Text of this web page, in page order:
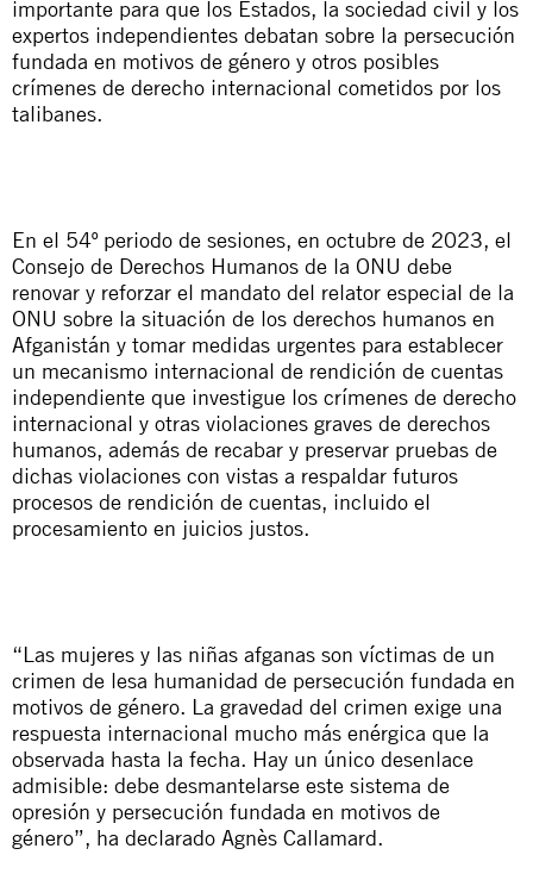
importante para que los Estados, la sociedad civil y los
expertos independientes debatan sobre la persecución
fundada en motivos de género y otros posibles
crímenes de derecho internacional cometidos por los
talibanes.
En el 54º periodo de sesiones, en octubre de 2023, el
Consejo de Derechos Humanos de la ONU debe
renovar y reforzar el mandato del relator especial de la
ONU sobre la situación de los derechos humanos en
Afganistán y tomar medidas urgentes para establecer
un mecanismo internacional de rendición de cuentas
independiente que investigue los crímenes de derecho
internacional y otras violaciones graves de derechos
humanos, además de recabar y preservar pruebas de
dichas violaciones con vistas a respaldar futuros
procesos de rendición de cuentas, incluido el
procesamiento en juicios justos.
“Las mujeres y las niñas afganas son víctimas de un
crimen de lesa humanidad de persecución fundada en
motivos de género. La gravedad del crimen exige una
respuesta internacional mucho más enérgica que la
observada hasta la fecha. Hay un único desenlace
admisible: debe desmantelarse este sistema de
opresión y persecución fundada en motivos de
género”, ha declarado Agnès Callamard.